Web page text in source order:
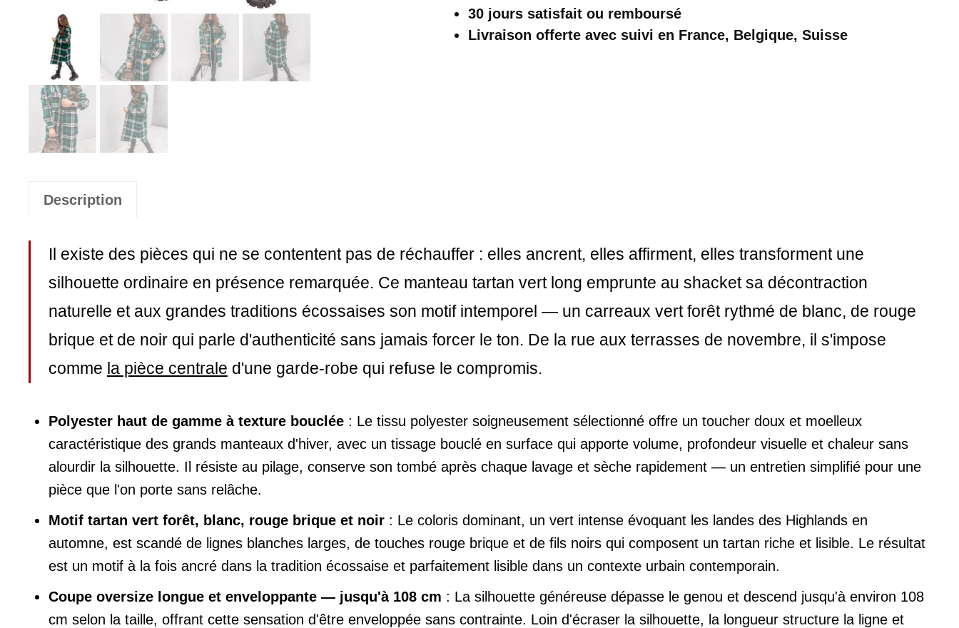
30 jours satisfait ou remboursé
Livraison offerteavec suivi en France, Belgique, Suisse
Description
Il existe des pièces qui ne se contentent pas de réchauffer : elles ancrent, elles affirment, elles transforment une
silhouette ordinaire en présence remarquée. Ce manteau tartan vert long emprunte au shacket sa décontraction
naturelle et aux grandes traditions écossaises son motif intemporel — un carreaux vert forêt rythmé de blanc, de rouge
brique et de noir qui parle d'authenticité sans jamais forcer le ton. De la rue aux terrasses de novembre, il s'impose
comme la pièce centrale d'une garde-robe qui refuse le compromis.
Polyester haut de gamme à texture bouclée : Le tissu polyester soigneusement sélectionné offre un toucher doux et moelleux
caractéristique des grands manteaux d'hiver, avec un tissage bouclé en surface qui apporte volume, profondeur visuelle et chaleur sans
alourdir la silhouette. Il résiste au pilage, conserve son tombé après chaque lavage et sèche rapidement — un entretien simplifié pour une
pièce que l'on porte sans relâche.
Motif tartan vert forêt, blanc, rouge brique et noir : Le coloris dominant, un vert intense évoquant les landes des Highlands en
automne, est scandé de lignes blanches larges, de touches rouge brique et de fils noirs qui composent un tartan riche et lisible. Le résultat
est un motif à la fois ancré dans la tradition écossaise et parfaitement lisible dans un contexte urbain contemporain.
Coupe oversize longue et enveloppante — jusqu'à 108 cm : La silhouette généreuse dépasse le genou et descend jusqu'à environ 108
cm selon la taille, offrant cette sensation d'être enveloppée sans contrainte. Loin d'écraser la silhouette, la longueur structure la ligne et